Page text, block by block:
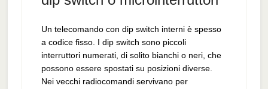
Un telecomando con dip switch interni è spesso
a codice fisso. I dip switch sono piccoli
interruttori numerati, di solito bianchi o neri, che
possono essere spostati su posizioni diverse.
Nei vecchi radiocomandi servivano per